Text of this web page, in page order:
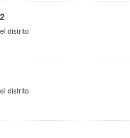
distrito
distrito